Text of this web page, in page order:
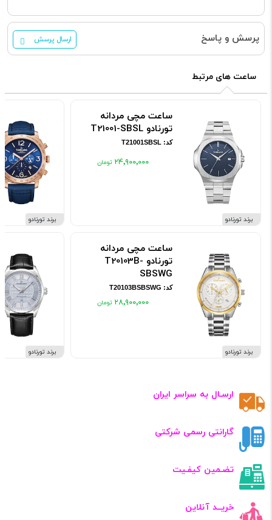
پرسش و پاسخ ارسال پرسش
ساعت های مرتبط
برند تورنادو
ساعت مچی مردانه
تورنادو T21001-SBSL
کد: T21001SBSL
۲۴٬۹۰۰٬۰۰۰
برند تورنادو
ساعت مچی مردانه
تورنادو T20103B-
SBSWG
کد: T20103BSBSWG
۲۸٬۹۰۰٬۰۰۰
برند تورنادو
برند تورنادو
ارسـال به سراسر ایران
گارانتی رسمی شرکتی
تضـمین کیفـیت
خریــد آنلاین